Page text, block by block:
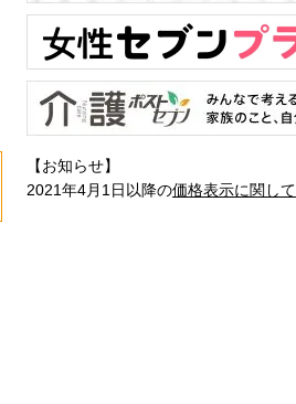
【お知らせ】
2021年4月1日以降の価格表示に関して